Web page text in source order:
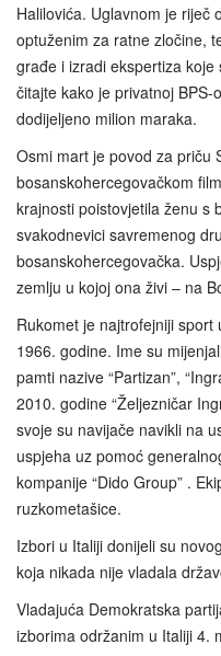
Halilovića. Uglavnom je riječ
optuženim za ratne zločine,
građe i izradi ekspertiza
čitajte kako je privatnoj BPS-
dodijeljeno milion maraka.
Osmi mart je povod za priču
bosanskohercegovačkom
krajnosti poistovjetila ženu s
svakodnevici savremenog
bosanskohercegovačka.
zemlju u kojoj ona živi – na
Rukomet je najtrofejniji
1966. godine. Ime su
pamti nazive “Partizan”,
2010. godine “Željezničar
svoje su navijače navikli na
uspjeha uz pomoć
kompanije “Dido Group” .
ruzkometašice.
Izbori u Italiji donijeli su
koja nikada nije vladala
Vladajuća Demokratska
izborima održanim u Italiji 4.